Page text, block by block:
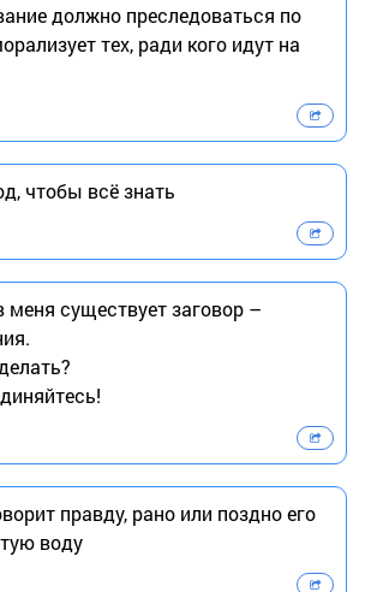
должно преследоваться по
тех, ради кого идут на
чтобы всё знать
существует заговор –
правду, рано или поздно его
воду